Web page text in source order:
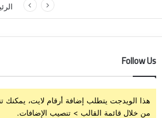
Follow Us
هذا الويدجت يتطلب إضافة أرقام لايت، يمكنك
من خلال قائمة القالب > تنصيب الإضافات.